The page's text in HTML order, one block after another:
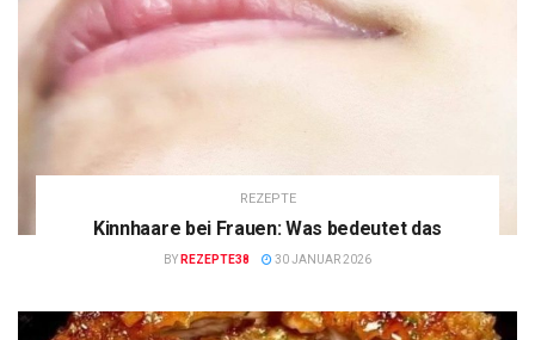
REZEPTE
Kinnhaare bei Frauen: Was bedeutet das
BY REZEPTE38 30 JANUAR 2026